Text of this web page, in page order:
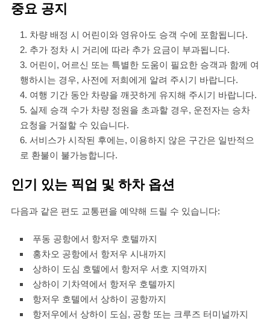
중요 공지
차량 배정 시 어린이와 영유아도 승객 수에 포함됩니다.
추가 정차 시 거리에 따라 추가 요금이 부과됩니다.
어린이, 어르신 또는 특별한 도움이 필요한 승객과 함께 여
행하시는 경우, 사전에 저희에게 알려 주시기 바랍니다.
여행 기간 동안 차량을 깨끗하게 유지해 주시기 바랍니다.
실제 승객 수가 차량 정원을 초과할 경우, 운전자는 승차
요청을 거절할 수 있습니다.
서비스가 시작된 후에는, 이용하지 않은 구간은 일반적으
로 환불이 불가능합니다.
인기 있는 픽업 및 하차 옵션
다음과 같은 편도 교통편을 예약해 드릴 수 있습니다:
푸동 공항에서 항저우 호텔까지
홍차오 공항에서 항저우 시내까지
상하이 도심 호텔에서 항저우 서호 지역까지
상하이 기차역에서 항저우 호텔까지
항저우 호텔에서 상하이 공항까지
항저우에서 상하이 도심, 공항 또는 크루즈 터미널까지